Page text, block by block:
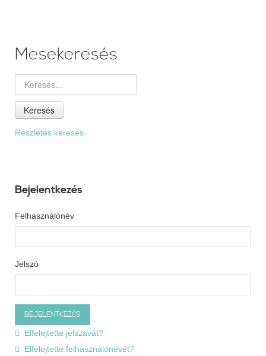
Mesekeresés
Keresés
Részletes keresés
Bejelentkezés
Felhasználónév
Jelszó
Elfelejtette jelszavát?
Elfelejtette felhasználónevét?